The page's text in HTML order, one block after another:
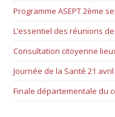
Programme ASEPT 2ème
L’essentiel des réunions
Consultation citoyenne
Journée de la Santé 21 avril
Finale départementale du